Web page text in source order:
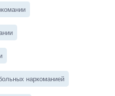
наркоманией